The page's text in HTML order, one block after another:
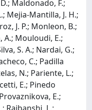
Maldonado, F.;
Mejia-Mantilla, J. H.;
J. P.; Monleon, B.;
A.; Mouloudi, E.;
S. A.; Nardai, G.;
C.; Padilla
N.; Pariente, L.;
E.; Pinedo
E.;